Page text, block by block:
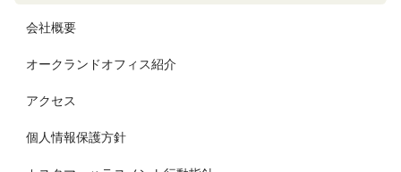
会社概要
オークランドオフィス紹介
アクセス
個人情報保護方針